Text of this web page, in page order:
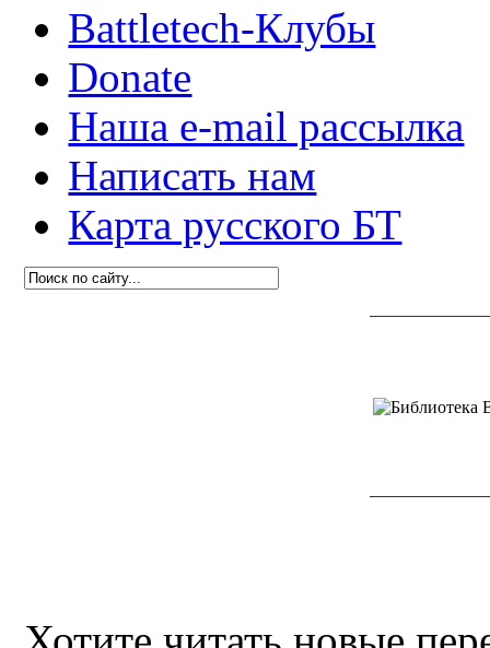
Battletech-Клубы
Donate
Наша e-mail рассылка
Написать нам
Карта русского БТ